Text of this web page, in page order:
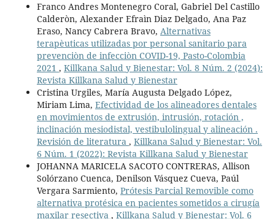
Franco Andres Montenegro Coral, Gabriel Del Castillo
Calderòn, Alexander Efraìn Diaz Delgado, Ana Paz
Eraso, Nancy Cabrera Bravo, Alternativas
terapèuticas utilizadas por personal sanitario para
prevenciòn de infecciòn COVID-19, Pasto-Colombia
2021 , Killkana Salud y Bienestar: Vol. 8 Núm. 2 (2024):
Revista Killkana Salud y Bienestar
Cristina Urgiles, María Augusta Delgado López,
Miriam Lima, Efectividad de los alineadores dentales
en movimientos de extrusión, intrusión, rotación ,
inclinación mesiodistal, vestibulolingual y alineación .
Revisión de literatura , Killkana Salud y Bienestar: Vol.
6 Núm. 1 (2022): Revista Killkana Salud y Bienestar
JOHANNA MARICELA SACOTO CONTRERAS, Allison
Solórzano Cuenca, Denilson Vásquez Cueva, Paúl
Vergara Sarmiento, Prótesis Parcial Removible como
alternativa protésica en pacientes sometidos a cirugía
maxilar resectiva , Killkana Salud y Bienestar: Vol. 6